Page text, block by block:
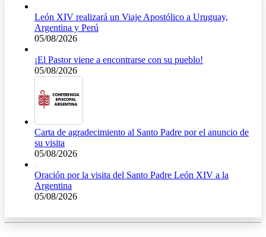
León XIV realizará un Viaje Apostólico a Uruguay,
Argentina y Perú
05/08/2026
¡El Pastor viene a encontrarse con su pueblo!
05/08/2026
Carta de agradecimiento al Santo Padre por el anuncio de
su visita
05/08/2026
Oración por la visita del Santo Padre León XIV a la
Argentina
05/08/2026